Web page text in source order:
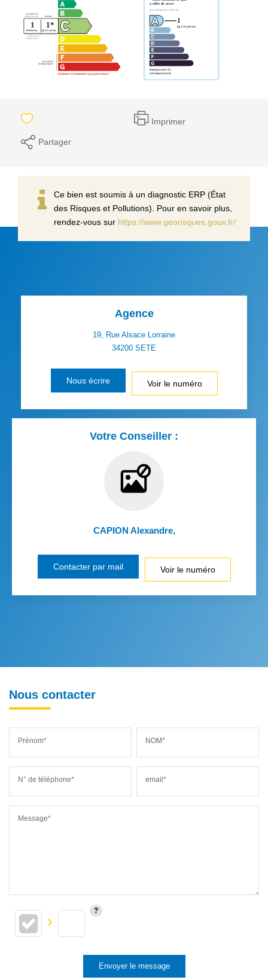
Imprimer
Partager
Ce bien est soumis à un diagnostic ERP (État
des Risques et Pollutions). Pour en savoir plus,
rendez-vous sur https://www.georisques.gouv.fr/
Agence
19, Rue Alsace Lorraine
34200 SETE
Nous écrire Voir le numéro
Votre Conseiller :
CAPION Alexandre,
Contacter par mail Voir le numéro
Nous contacter
Prénom* NOM*
N° de téléphone* email*
Message*
Envoyer le message